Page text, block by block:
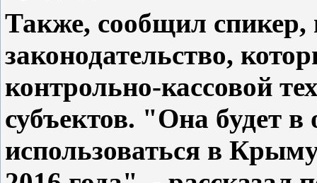
Также, сообщил спикер,
законодательство,
контрольно-кассовой
субъектов. "Она будет в
использоваться в